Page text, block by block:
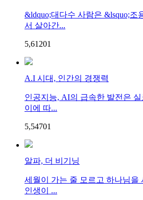
&ldquo;대다수 사람은 &lsquo;조
서 살아간...
5,61201
A.I 시대, 인간의 경쟁력
인공지능, AI의 급속한 발전은
이에 따...
5,54701
알파, 더 비기닝
세월이 가는 줄 모르고 하나님을
인생이 ...